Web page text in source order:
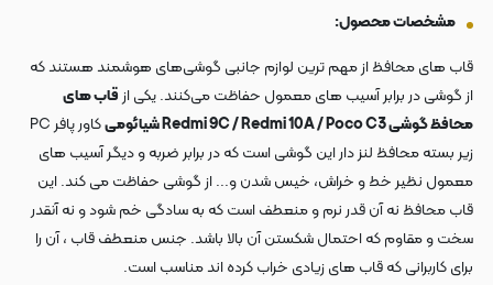
مشخصات محصول:
قاب های محافظ از مهم ترین لوازم جانبی گوشی‌های هوشمند هستند که
از گوشی در برابر آسیب های معمول حفاظت می‌کنند. یکی از قاب های
محافظ گوشی Redmi 9C / Redmi 10A / Poco C3 شیائومی
کاور پافر PC
زیر بسته محافظ لنز دار این گوشی است که در برابر ضربه و دیگر آسیب های
معمول نظیر خط و خراش، خیس شدن و... از گوشی حفاظت می کند. این
قاب محافظ نه آن قدر نرم و منعطف است که به سادگی خم شود و نه آنقدر
سخت و مقاوم که احتمال شکستن آن بالا باشد. جنس منعطف قاب ، آن را
برای کاربرانی که قاب های زیادی خراب کرده اند مناسب است.